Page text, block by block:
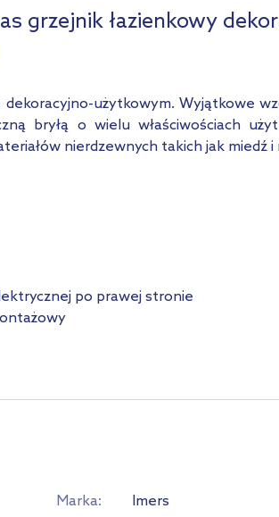
grzejnik łazienkowy
użytkowym. Wyjątkowe
bryłą o wielu właściwościach
nierdzewnych takich jak miedź i
po prawej stronie
Marka Imers